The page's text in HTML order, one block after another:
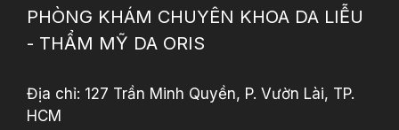
PHÒNG KHÁM CHUYÊN KHOA DA LIỄU
- THẨM MỸ DA ORIS
Địa chỉ: 127 Trần Minh Quyền, P. Vườn Lài, TP.
HCM